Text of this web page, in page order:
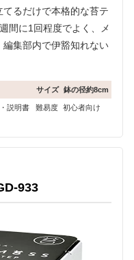
るだけで本格的な苔テ
間に1回程度でよく、メ
集部内で伊豁知れない
サイズ 鉢の径約8cm
説明書 難易度 初心者向け
933